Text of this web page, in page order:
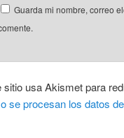
Guarda mi nombre, correo
sitio usa Akismet para
se procesan los datos